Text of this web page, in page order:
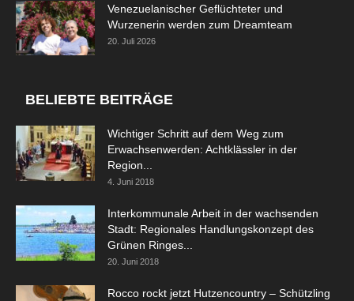
Venezuelanischer Geflüchteter und
Wurzenerin werden zum Dreamteam
20. Juli 2026
BELIEBTE BEITRÄGE
Wichtiger Schritt auf dem Weg zum
Erwachsenwerden: Achtklässler in der
Region...
4. Juni 2018
Interkommunale Arbeit in der wachsenden
Stadt: Regionales Handlungskonzept des
Grünen Ringes...
20. Juni 2018
Rocco rockt jetzt Hutzencountry – Schützling